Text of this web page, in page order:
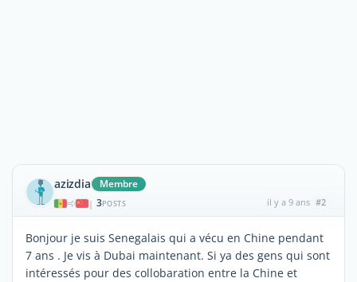
azizdia Membre
| 3POSTS il y a 9 ans #2
Bonjour je suis Senegalais qui a vécu en Chine pendant
7 ans . Je vis à Dubai maintenant. Si ya des gens qui sont
intéressés pour des collobaration entre la Chine et